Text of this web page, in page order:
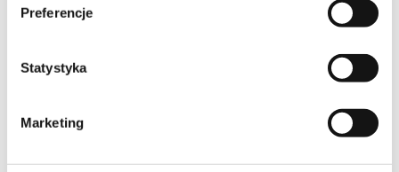
Preferencje
Statystyka
Marketing